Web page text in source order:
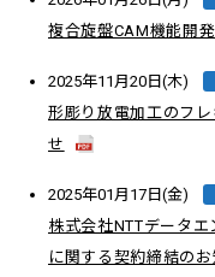
複合旋盤CAM機能開
2025年11月20日(木)
形彫り放電加工のフ
せ
2025年01月17日(金)
株式会社NTTデータ
に関する契約締結のお